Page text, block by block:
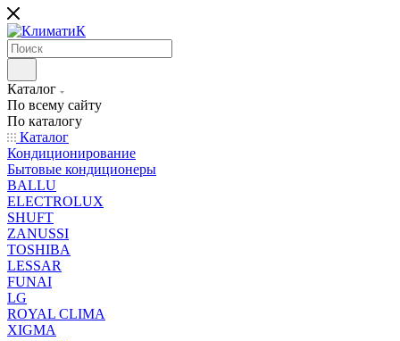
Каталог
По всему сайту
По каталогу
Каталог
Кондиционирование
Бытовые кондиционеры
BALLU
ELECTROLUX
SHUFT
ZANUSSI
TOSHIBA
LESSAR
FUNAI
LG
ROYAL CLIMA
XIGMA